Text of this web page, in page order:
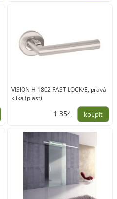
VISION H 1802 FAST LOCK/E, pravá
klika (plast)
1 354,-